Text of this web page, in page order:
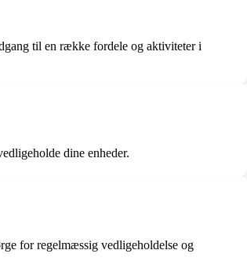
til en række fordele og aktiviteter i
dine enheder.
for regelmæssig vedligeholdelse og